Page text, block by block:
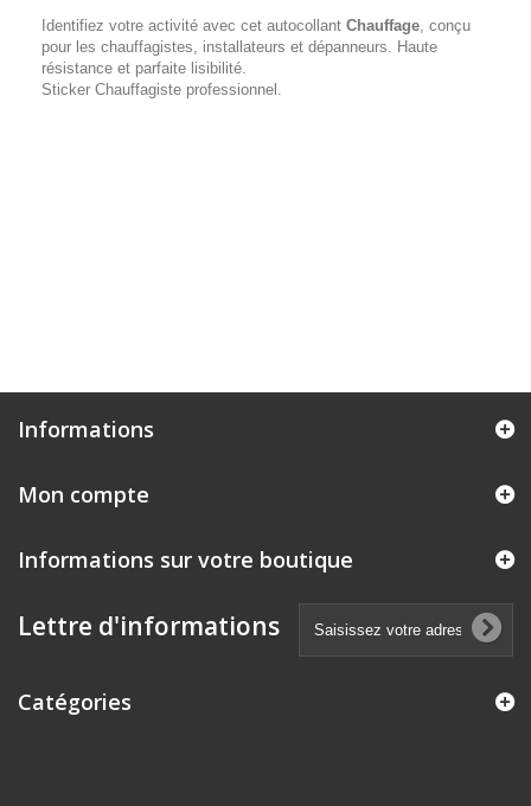
Identifiez votre activité avec cet autocollant Chauffage, conçu
pour les chauffagistes, installateurs et dépanneurs. Haute
résistance et parfaite lisibilité.
Sticker Chauffagiste professionnel.
Informations
Mon compte
Informations sur votre boutique
Lettre d'informations
Catégories